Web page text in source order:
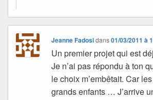
Jeanne Fadosidans01/03/2011 à
Un premier projet qui est
Je n’ai pas répondu à ton
le choix m’embêtait. Car
grands enfants … J’arrive